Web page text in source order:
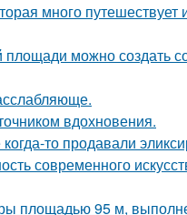
много путешествует
можно создать
вдохновения.
то продавали
современного
площадью 95 м,